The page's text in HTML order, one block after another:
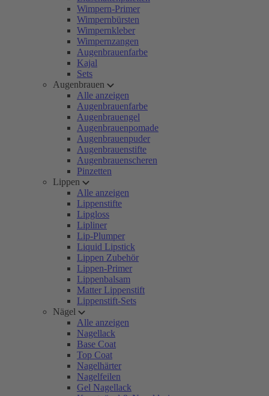
Wimpern-Primer
Wimpernbürsten
Wimpernkleber
Wimpernzangen
Augenbrauenfarbe
Kajal
Sets
Augenbrauen
Alle anzeigen
Augenbrauenfarbe
Augenbrauengel
Augenbrauenpomade
Augenbrauenpuder
Augenbrauenstifte
Augenbrauenscheren
Pinzetten
Lippen
Alle anzeigen
Lippenstifte
Lipgloss
Lipliner
Lip-Plumper
Liquid Lipstick
Lippen Zubehör
Lippen-Primer
Lippenbalsam
Matter Lippenstift
Lippenstift-Sets
Nägel
Alle anzeigen
Nagellack
Base Coat
Top Coat
Nagelhärter
Nagelfeilen
Gel Nagellack